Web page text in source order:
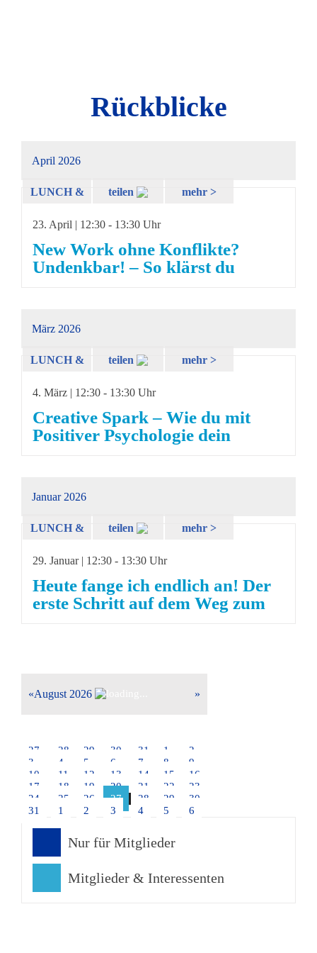
Rückblicke
April 2026
LUNCH &
teilen mehr >
23. April | 12:30 - 13:30 Uhr
New Work ohne Konflikte?
Undenkbar! – So klärst du
März 2026
LUNCH &
teilen mehr >
4. März | 12:30 - 13:30 Uhr
Creative Spark – Wie du mit
Positiver Psychologie dein
Januar 2026
LUNCH &
teilen mehr >
29. Januar | 12:30 - 13:30 Uhr
Heute fange ich endlich an! Der
erste Schritt auf dem Weg zum
«August 2026 »
27
28 29 30 31 1
2
3
4 5 6 7 8
9
10
11 12 13 14 15
16
17
18 19 20 21 22
23
24
25 26 27 28 29
30
31
1 2 3 4 5 6
Nur für Mitglieder
Mitglieder & Interessenten